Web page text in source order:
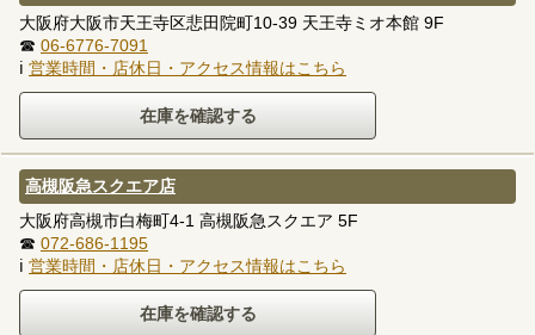
大阪府大阪市天王寺区悲田院町10-39 天王寺ミオ本館 9F
☎ 06-6776-7091
ℹ 営業時間・店休日・アクセス情報はこちら
高槻阪急スクエア店
大阪府高槻市白梅町4-1 高槻阪急スクエア 5F
☎ 072-686-1195
ℹ 営業時間・店休日・アクセス情報はこちら